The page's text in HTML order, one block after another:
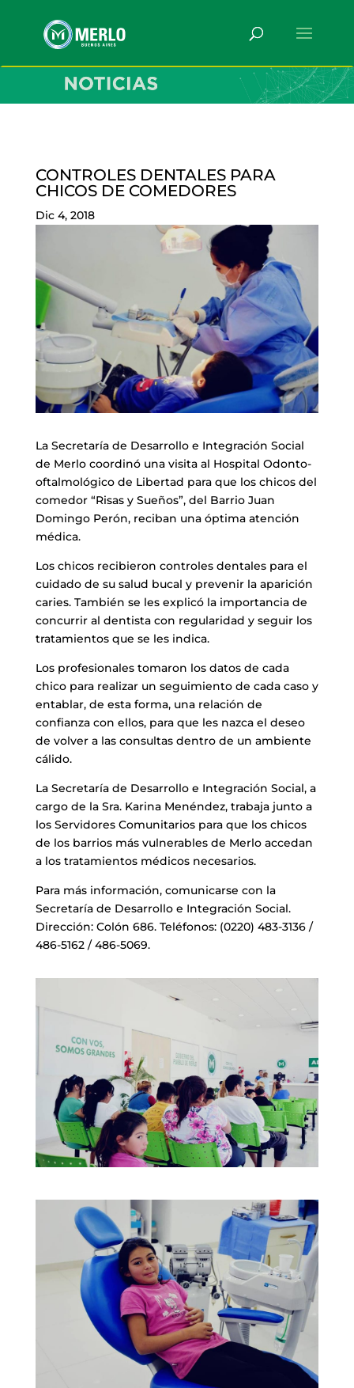
CONTROLES DENTALES PARA
CHICOS DE COMEDORES
Dic 4, 2018
La Secretaría de Desarrollo e Integración Social
de Merlo coordinó una visita al Hospital Odonto-
oftalmológico de Libertad para que los chicos del
comedor “Risas y Sueños”, del Barrio Juan
Domingo Perón, reciban una óptima atención
médica.
Los chicos recibieron controles dentales para el
cuidado de su salud bucal y prevenir la aparición
caries. También se les explicó la importancia de
concurrir al dentista con regularidad y seguir los
tratamientos que se les indica.
Los profesionales tomaron los datos de cada
chico para realizar un seguimiento de cada caso y
entablar, de esta forma, una relación de
confianza con ellos, para que les nazca el deseo
de volver a las consultas dentro de un ambiente
cálido.
La Secretaría de Desarrollo e Integración Social, a
cargo de la Sra. Karina Menéndez, trabaja junto a
los Servidores Comunitarios para que los chicos
de los barrios más vulnerables de Merlo accedan
a los tratamientos médicos necesarios.
Para más información, comunicarse con la
Secretaría de Desarrollo e Integración Social.
Dirección: Colón 686. Teléfonos: (0220) 483-3136 /
486-5162 / 486-5069.